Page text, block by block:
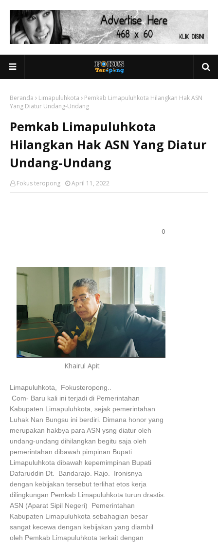
Beranda Limapuluhkota
Pemkab Limapuluhkota Hilangkan Hak ASN
Yang Diatur Undang-Undang
Pemkab Limapuluhkota
Hilangkan Hak ASN Yang Diatur
Undang-Undang
Fokus teropong April 11, 2022
0
Khairul Apit
Limapuluhkota, Fokusteropong..
Com- Baru kali ini terjadi di Pemerintahan
Kabupaten Limapuluhkota, sejak pemerintahan
Luhak Nan Bungsu ini berdiri. Dimana honor yang
merupakan hakbya para ASN ysng diatur oleh
undang-undang dihilangkan begitu saja oleh
pemerintahan dibawah pimpinan Bupati
Limapuluhkota dibawah kepemimpinan Bupati
Dafaruddin Dt. Bandarajo. Rajo. Ironisnya
dengan kebijakan tersebut terlihat etos kerja
dilingkungan Pemkab Limapuluhkota turun drastis.
ASN (Aparat Sipil Negeri) Pemerintahan
Kabupaten Limapuluhkota sebahagian besar
sangat kecewa dengan kebijakan yang diambil
oleh Pemkab Limapuluhkota terkait dengan